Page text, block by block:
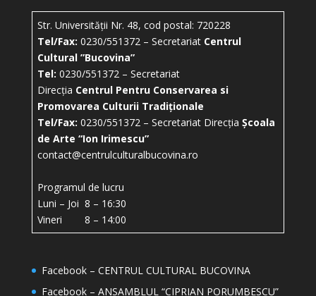
Str. Universității Nr. 48, cod postal: 720228
Tel/Fax: 0230/551372 – Secretariat Centrul
Cultural ”Bucovina”
Tel: 0230/551372 – Secretariat
Direcția Centrul Pentru Conservarea si
Promovarea Culturii Tradiționale
Tel/Fax: 0230/551372 – Secretariat Direcția Școala
de Arte “Ion Irimescu”
contact@centrulculturalbucovina.ro
Programul de lucru
Luni – Joi 8 – 16:30
Vineri 8 – 14:00
Facebook – CENTRUL CULTURAL BUCOVINA
Facebook – ANSAMBLUL “CIPRIAN PORUMBESCU”